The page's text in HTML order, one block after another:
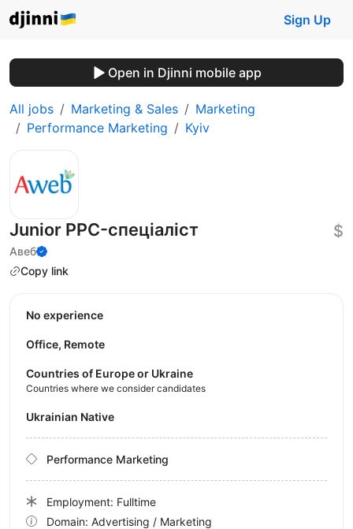
Sign Up
Open in Djinni mobile app
All jobs Marketing & Sales
Marketing
Performance Marketing
Kyiv
Junior PPC-спеціаліст
Авеб
Copy link
$
No experience
Office, Remote
Countries of Europe or Ukraine
Countries where we consider candidates
Ukrainian Native
Performance Marketing
Employment: Fulltime
Domain: Advertising / Marketing